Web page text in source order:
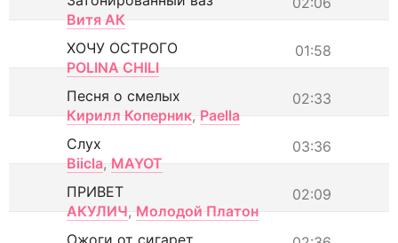
Витя АК
01:58
ХОЧУ ОСТРОГО
POLINA CHILI
02:33
Песня о смелых
Кирилл Коперник, Paella
03:36
Слух
Biicla, MAYOT
02:09
ПРИВЕТ
АКУЛИЧ, Молодой Платон
Ожоги от сигарет